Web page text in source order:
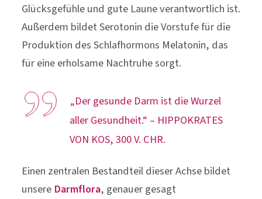
Glücksgefühle und gute Laune verantwortlich ist.
Außerdem bildet Serotonin die Vorstufe für die
Produktion des Schlafhormons Melatonin, das
für eine erholsame Nachtruhe sorgt.
„Der gesunde Darm ist die Wurzel
aller Gesundheit.“ – HIPPOKRATES
VON KOS, 300 V. CHR.
Einen zentralen Bestandteil dieser Achse bildet
unsere Darmflora, genauer gesagt